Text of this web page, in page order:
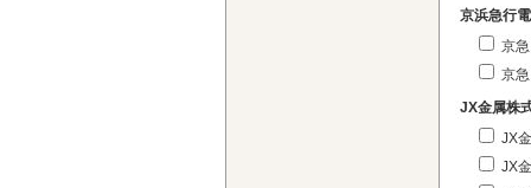
京浜急行
京
京
JX金属株
JX
JX